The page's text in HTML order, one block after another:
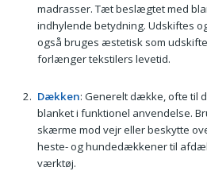
madrasser. Tæt beslægtet med
indhylende betydning. Udskiftes
også bruges æstetisk som
forlænger tekstilers levetid.
Dækken: Generelt dække, ofte til
blanket i funktionel anvendelse.
skærme mod vejr eller beskytte
heste- og hundedækkener til
værktøj.